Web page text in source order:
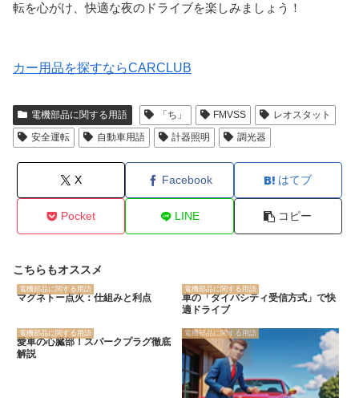
転を心がけ、快適な夜のドライブを楽しみましょう！
カー用品を探すならCARCLUB
電機部品に関する用語 「ち」 FMVSS
レオスタット
安全運転
自動車用語 計器照明 調光器
X Facebook はてブ
Pocket LINE コピー
こちらもオススメ
電機部品に関する用語
マグネトー点火：仕組みと利点
電機部品に関する用語
車の「ダイバシティ受信方式」で快
適ドライブ
電機部品に関する用語
愛車の心臓部！スパークプラグ徹底
解説
電機部品に関する用語